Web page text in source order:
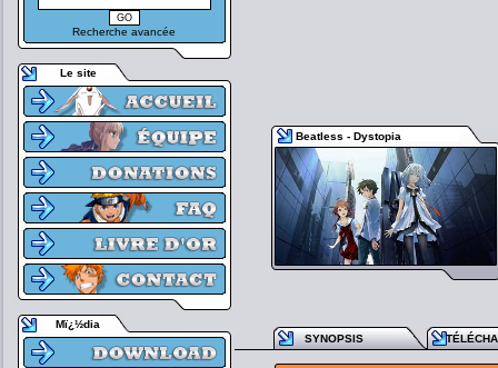
Recherche avancée
Le site
Mï¿½dia
Beatless - Dystopia
SYNOPSIS